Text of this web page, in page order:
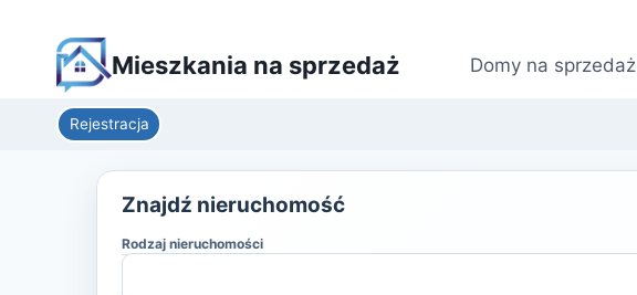
Mieszkania na sprzedaż Domy na sprzedaż
Rejestracja
Znajdź nieruchomość
Rodzaj nieruchomości